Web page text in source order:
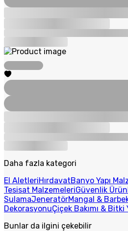
Daha fazla kategori
El AletleriHırdavatBanyo Yapı
Tesisat MalzemeleriGüvenlik
SulamaJeneratörMangal &
DekorasyonuÇiçek Bakımı &
Bunlar da ilgini çekebilir